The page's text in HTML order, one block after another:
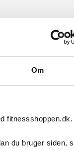
Om
fitnessshoppen.dk.
du bruger siden,